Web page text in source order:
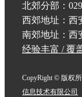
北郊分部：
西郊地址：西
南郊地址：西
经验丰富 / 覆
CopyRight © 版权
信息技术有限公司